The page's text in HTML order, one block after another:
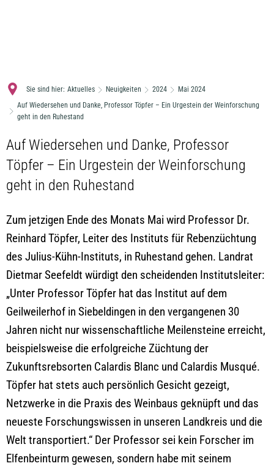
Sie sind hier: Aktuelles Neuigkeiten 2024
Mai 2024
Auf Wiedersehen und Danke, Professor Töpfer – Ein Urgestein der Weinforschung
geht in den Ruhestand
Auf Wiedersehen und Danke, Professor
Töpfer – Ein Urgestein der Weinforschung
geht in den Ruhestand
Zum jetzigen Ende des Monats Mai wird Professor Dr.
Reinhard Töpfer, Leiter des Instituts für Rebenzüchtung
des Julius-Kühn-Instituts, in Ruhestand gehen. Landrat
Dietmar Seefeldt würdigt den scheidenden Institutsleiter:
„Unter Professor Töpfer hat das Institut auf dem
Geilweilerhof in Siebeldingen in den vergangenen 30
Jahren nicht nur wissenschaftliche Meilensteine erreicht,
beispielsweise die erfolgreiche Züchtung der
Zukunftsrebsorten Calardis Blanc und Calardis Musqué.
Töpfer hat stets auch persönlich Gesicht gezeigt,
Netzwerke in die Praxis des Weinbaus geknüpft und das
neueste Forschungswissen in unseren Landkreis und die
Welt transportiert.“ Der Professor sei kein Forscher im
Elfenbeinturm gewesen, sondern habe mit seinem